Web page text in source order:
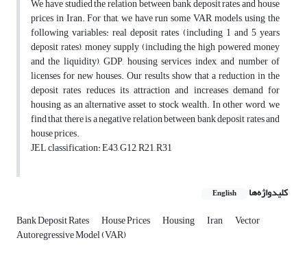
We have studied the relation between bank deposit rates and house
prices in Iran. For that, we have run some VAR models, using the
following variables: real deposit rates (including 1 and 5 years
deposit rates), money supply (including the high powered money
and the liquidity), GDP, housing services index, and number of
licenses for new houses. Our results show that a reduction in the
deposit rates reduces its attraction and increases demand for
housing as an alternative asset to stock wealth. In other word, we
find that there is a negative relation between bank deposit rates and
house prices.
JEL classification: E43, G12, R21, R31
کلیدواژه‌ها English
Bank Deposit Rates House Prices Housing Iran Vector
Autoregressive Model (VAR)